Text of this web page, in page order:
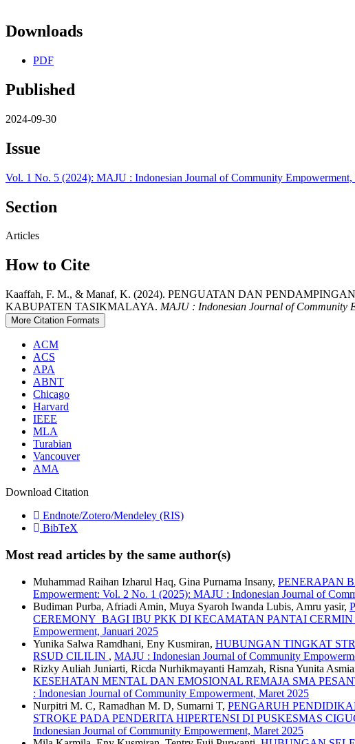
Downloads
PDF
Published
2024-09-30
Issue
Vol. 1 No. 5 (2024): MAJU : Indonesian Journal of Community Empowerment,
Section
Articles
How to Cite
Kaaffah, F. M., & Manaf, K. (2024). PENGUATAN DAN
KABUPATEN TASIKMALAYA. MAJU : Indonesian Journal of Community
More Citation Formats
ACM
ACS
APA
ABNT
Chicago
Harvard
IEEE
MLA
Turabian
Vancouver
AMA
Download Citation
Endnote/Zotero/Mendeley (RIS)
BibTeX
Most read articles by the same author(s)
Muhammad Raihan Izharul Haq, Gina Purnama Insany, PENERAPAN
Empowerment: Vol. 2 No. 1 (2025): MAJU : Indonesian Journal of
Budiman Purba, Afriadi Amin, Muya Syaroh Iwanda Lubis, Amru yasir,
CEREMONY BAGI IBU PKK DI KECAMATAN PANTAI CERMIN
Empowerment, Januari 2025
Yunika Salwa Ramdhani, Eny Kusmiran, HUBUNGAN TINGKAT
RSUD CILILIN , MAJU : Indonesian Journal of Community
Rizky Auliah Juniarti, Ricda Nurhikmayanti Hamzah, Risna Yunita
KESEHATAN MENTAL DAN EMOSIONAL REMAJA SMA
: Indonesian Journal of Community Empowerment, Maret 2025
Nurpitri M. C, Ramadhan M. D, Sumarni T, PENGARUH
STROKE PADA PENDERITA HIPERTENSI DI PUSKESMAS
Indonesian Journal of Community Empowerment, Maret 2025